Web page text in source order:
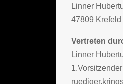
Linner
47809 Krefeld
Vertreten
Linner